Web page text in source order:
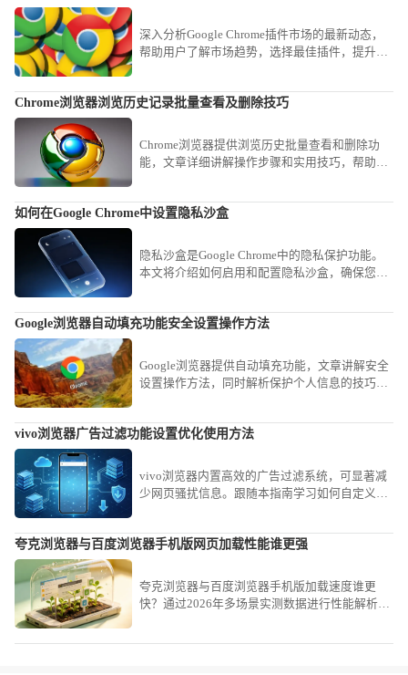
深入分析Google Chrome插件市场的最新动态，
帮助用户了解市场趋势，选择最佳插件，提升浏
Chrome浏览器浏览历史记录批量查看及删除技巧
Chrome浏览器提供浏览历史批量查看和删除功
能，文章详细讲解操作步骤和实用技巧，帮助用
如何在Google Chrome中设置隐私沙盒
隐私沙盒是Google Chrome中的隐私保护功能。
本文将介绍如何启用和配置隐私沙盒，确保您的
Google浏览器自动填充功能安全设置操作方法
Google浏览器提供自动填充功能，文章讲解安全
设置操作方法，同时解析保护个人信息的技巧，
vivo浏览器广告过滤功能设置优化使用方法
vivo浏览器内置高效的广告过滤系统，可显著减
少网页骚扰信息。跟随本指南学习如何自定义拦
夸克浏览器与百度浏览器手机版网页加载性能谁更强
夸克浏览器与百度浏览器手机版加载速度谁更
快？通过2026年多场景实测数据进行性能解析，